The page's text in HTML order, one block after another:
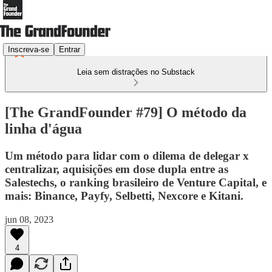
Inscreva-se Entrar
Leia sem distrações no Substack
[The GrandFounder #79] O método da
linha d'água
Um método para lidar com o dilema de delegar x
centralizar, aquisições em dose dupla entre as
Salestechs, o ranking brasileiro de Venture Capital, e
mais: Binance, Payfy, Selbetti, Nexcore e Kitani.
jun 08, 2023
4